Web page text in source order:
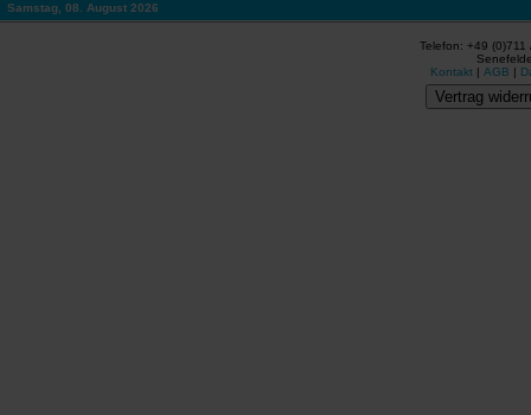
Samstag, 08. August 2026
Telefon: +49
Kontakt | AGB |
Vertrag